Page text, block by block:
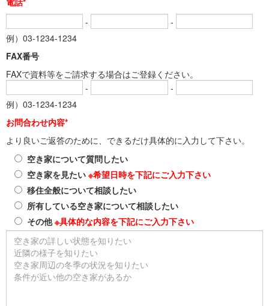
-
-
例）03-1234-1234
FAX番号
FAXで資料等をご請求する場合はご登録ください。
-
-
例）03-1234-1234
お問合わせ内容*
より良いご返答のために、できるだけ具体的に入力して下さい。
空き家について質問したい
空き家を見たい ※希望日時を下記にご入力下さい
移住全般について相談したい
所有している空き家について相談したい
その他※具体的な内容を下記にご入力下さい